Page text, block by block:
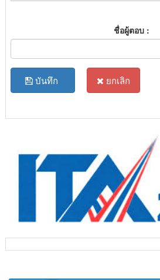
ชื่อผู้ตอบ :
บันทึก ยกเลิก